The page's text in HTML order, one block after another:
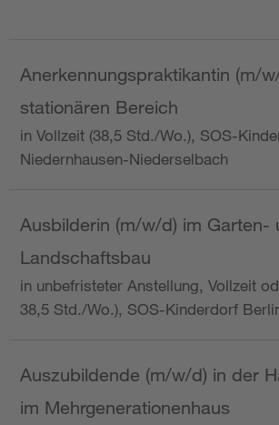
Anerkennungspraktikantin (m/
stationären Bereich
in Vollzeit (38,5 Std./Wo.), SOS-
Niedernhausen-Niederselbach
Ausbilderin (m/w/d) im Garten-
Landschaftsbau
in unbefristeter Anstellung, Vollzeit
38,5 Std./Wo.), SOS-Kinderdorf
Auszubildende (m/w/d) in der
im Mehrgenerationenhaus